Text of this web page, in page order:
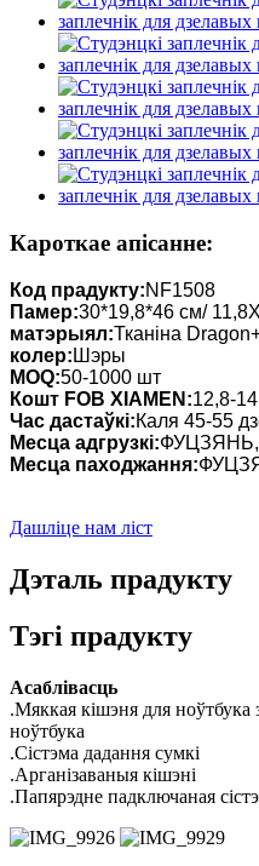
Кароткае апісанне:
Код прадукту:NF1508
Памер:30*19,8*46 см/
матэрыял:Тканіна
колер: Шэры
MOQ:50-1000 шт
Кошт FOB XIAMEN:12,8-
Час дастаўкі:Каля 45-55
Месца адгрузкі:ФУЦЗЯНЬ,
Месца паходжання:
Дашліце нам ліст
Дэталь прадукту
Тэгі прадукту
Асаблівасць
.Мяккая кішэня для ноўтбука
ноўтбука
.Сістэма дадання сумкі
.Арганізаваныя кішэні
.Папярэдне падключаная